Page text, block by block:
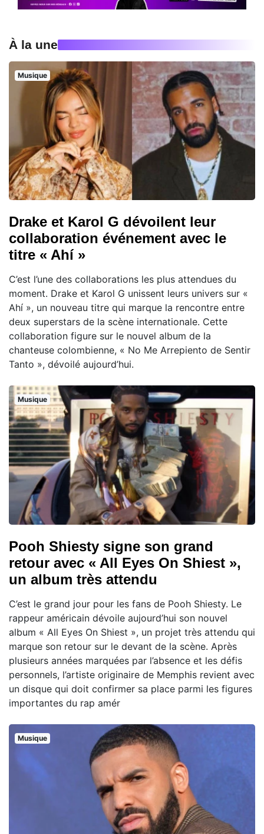
À la une
Musique
Drake et Karol G dévoilent leur
collaboration événement avec le
titre « Ahí »
C’est l’une des collaborations les plus attendues du
moment. Drake et Karol G unissent leurs univers sur «
Ahí », un nouveau titre qui marque la rencontre entre
deux superstars de la scène internationale. Cette
collaboration figure sur le nouvel album de la
chanteuse colombienne, « No Me Arrepiento de Sentir
Tanto », dévoilé aujourd’hui.
Musique
Pooh Shiesty signe son grand
retour avec « All Eyes On Shiest »,
un album très attendu
C’est le grand jour pour les fans de Pooh Shiesty. Le
rappeur américain dévoile aujourd’hui son nouvel
album « All Eyes On Shiest », un projet très attendu qui
marque son retour sur le devant de la scène. Après
plusieurs années marquées par l’absence et les défis
personnels, l’artiste originaire de Memphis revient avec
un disque qui doit confirmer sa place parmi les figures
importantes du rap amér
Musique